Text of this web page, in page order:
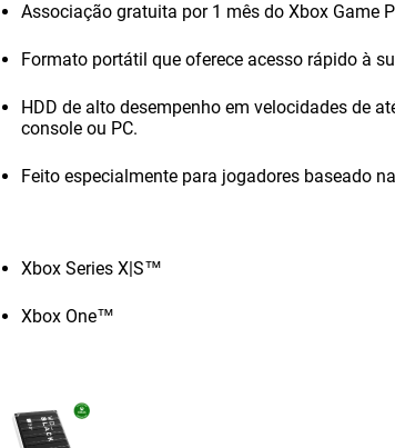
Associação gratuita por 1 mês do Xbox Game
Formato portátil que oferece acesso rápido à
HDD de alto desempenho em velocidades de
console ou PC.
Feito especialmente para jogadores baseado
Xbox Series X|S™
Xbox One™